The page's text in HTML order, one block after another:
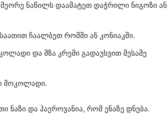
ნაწილს დაამატეთ დაჭრილი ნიგოზი ან
ჩაალბეთ რომში ან კონიაკში.
და მზა კრემი გადაუსვით მესამე
შოკოლადი.
ნაზი და ჰაეროვანია, რომ ენაზე დნება.